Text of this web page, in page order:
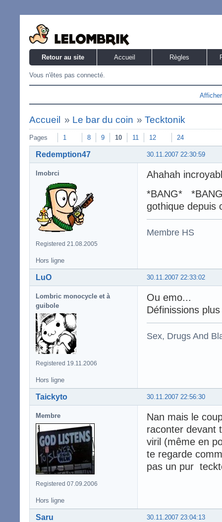
Retour au site Accueil Règles
Vous n'êtes pas connecté.
Accueil » Le bar du coin »Tecktonik
Pages 1 8 9 10 11 12 24
30.11.2007 22:30:59
Redemption47
lmobrci
Registered 21.08.2005
Ahahah
*BANG*
gothique depuis
Membre HS
Hors ligne
30.11.2007 22:33:02
LuO
Lombric monocycle et à
guibole
Registered 19.11.2006
Ou emo...
Définissions
Sex, Drugs And
Hors ligne
30.11.2007 22:56:30
Taickyto
Membre
Registered 07.09.2006
Nan mais le
raconter devant
viril (même en
te regarde
pas un pur
Hors ligne
30.11.2007 23:04:13
Saru